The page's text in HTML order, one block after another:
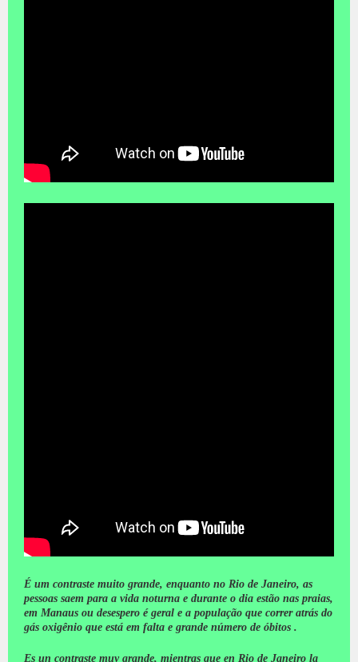
É um contraste muito grande, enquanto no Rio de Janeiro, as
pessoas saem para a vida noturna e durante o dia estão nas praias,
em Manaus ou desespero é geral e a população que correr atrás do
gás oxigênio que está em falta e grande número de óbitos .
Es un contraste muy grande, mientras que en Rio de Janeiro la